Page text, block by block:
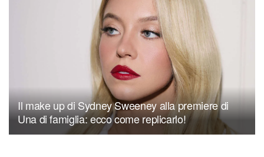
Il make up di Sydney Sweeney alla premiere di
Una di famiglia: ecco come replicarlo!